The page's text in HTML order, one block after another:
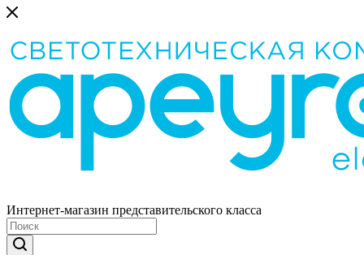
Интернет-магазин представительского класса